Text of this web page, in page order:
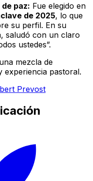
paz: Fue elegido en
de 2025, lo que
su perfil. En su
saludó con un claro
ustedes”.
mezcla de
experiencia pastoral.
Prevost